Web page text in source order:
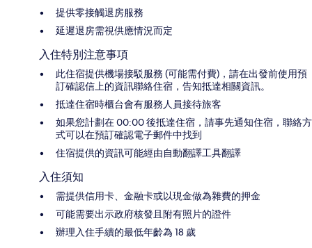
提供零接觸退房服務
延遲退房需視供應情況而定
入住特別注意事項
此住宿提供機場接駁服務 (可能需付費)，請在出發前使用預
訂確認信上的資訊聯絡住宿，告知抵達相關資訊。
抵達住宿時櫃台會有服務人員接待旅客
如果您計劃在 00:00 後抵達住宿，請事先通知住宿，聯絡方
式可以在預訂確認電子郵件中找到
住宿提供的資訊可能經由自動翻譯工具翻譯
入住須知
需提供信用卡、金融卡或以現金做為雜費的押金
可能需要出示政府核發且附有照片的證件
辦理入住手續的最低年齡為 18 歲